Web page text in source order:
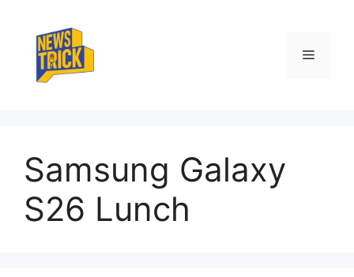
content
Menu
Samsung Galaxy
S26 Lunch